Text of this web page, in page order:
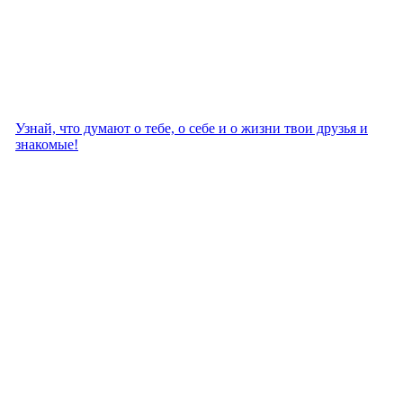
Узнай, что думают о тебе, о себе и о жизни твои друзья и
знакомые!